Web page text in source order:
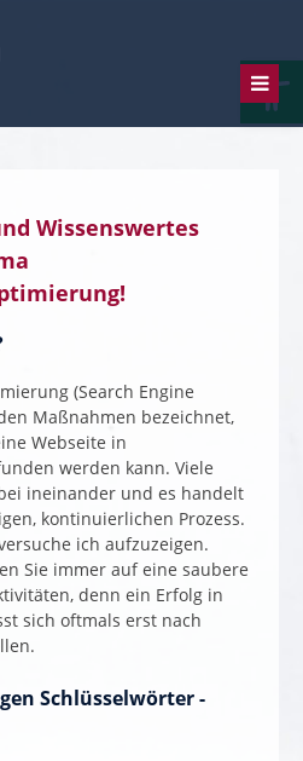
Wissenswertes
(Search Engine
Maßnahmen bezeichnet,
Webseite in
werden kann. Viele
ineinander und es handelt
kontinuierlichen Prozess.
ich aufzuzeigen.
Sie immer auf eine saubere
denn ein Erfolg in
sich oftmals erst nach
Schlüsselwörter -